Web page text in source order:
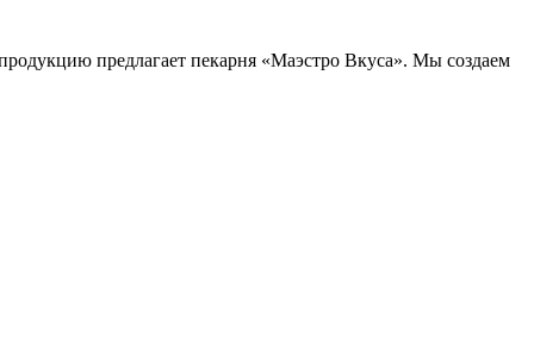
предлагает пекарня «Маэстро Вкуса». Мы создаем